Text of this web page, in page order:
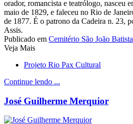
orador, romancista e teatrólogo, nasceu
maio de 1829, e faleceu no Rio de
de 1877. É o patrono da Cadeira n. 23,
Assis.
Publicado em Cemitério São João Batista
Veja Mais
Projeto Rio Pax Cultural
Continue lendo ...
José Guilherme Merquior